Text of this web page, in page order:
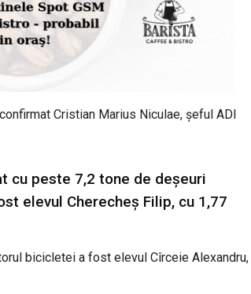
confirmat Cristian Marius Niculae, șeful ADI
cu peste 7,2 tone de deșeuri
elevul Cherecheș Filip, cu 1,77
bicicletei a fost elevul Cîrceie Alexandru,